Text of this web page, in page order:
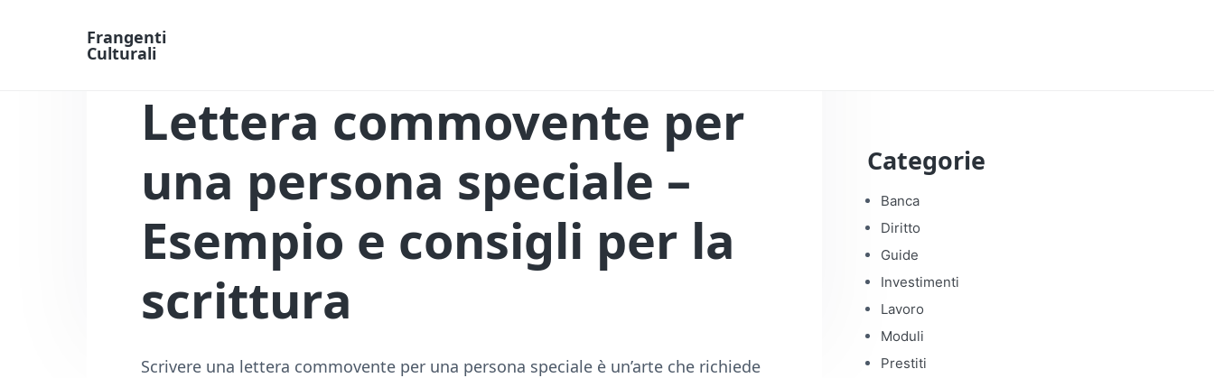
Frangenti
Culturali
Lettera commovente per
una persona speciale​ –
Esempio e consigli per la
scrittura
Scrivere una lettera commovente per una persona speciale è un’arte che richiede
Categorie
Banca
Diritto
Guide
Investimenti
Lavoro
Moduli
Prestiti